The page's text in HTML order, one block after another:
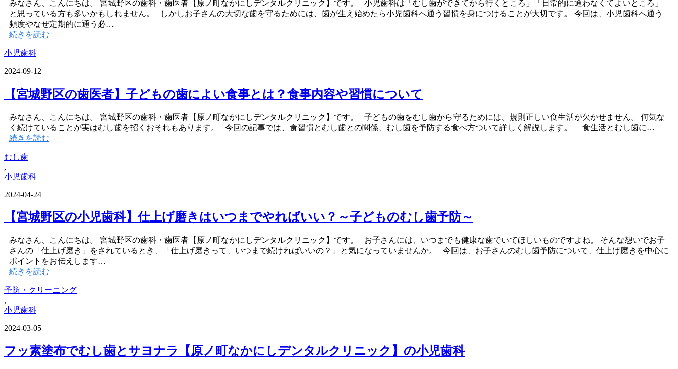
みなさん、こんにちは。 宮城野区の歯科・歯医者【原ノ町なかにしデンタルクリニック】です。 小児歯科は「むし歯ができてから行くところ」「日常的に通わなくてよいところ」
と思っている方も多いかもしれません。 しかしお子さんの大切な歯を守るためには、歯が生え始めたら小児歯科へ通う習慣を身につけることが大切です。 今回は、小児歯科へ通う
頻度やなぜ定期的に通う必…
続きを読む
小児歯科
2024-09-12
【宮城野区の歯医者】子どもの歯によい食事とは？食事内容や習慣について
みなさん、こんにちは。 宮城野区の歯科・歯医者【原ノ町なかにしデンタルクリニック】です。 子どもの歯をむし歯から守るためには、規則正しい食生活が欠かせません。 何気な
く続けていることが実はむし歯を招くおそれもあります。 今回の記事では、食習慣とむし歯との関係、むし歯を予防する食べ方ついて詳しく解説します。 食生活とむし歯に…
続きを読む
むし歯
,
小児歯科
2024-04-24
【宮城野区の小児歯科】仕上げ磨きはいつまでやればいい？～子どものむし歯予防～
みなさん、こんにちは。 宮城野区の歯科・歯医者【原ノ町なかにしデンタルクリニック】です。 お子さんには、いつまでも健康な歯でいてほしいものですよね。 そんな想いでお子
さんの「仕上げ磨き」をされているとき、「仕上げ磨きって、いつまで続ければいいの？」と気になっていませんか。 今回は、お子さんのむし歯予防について、仕上げ磨きを中心に
ポイントをお伝えします…
続きを読む
予防・クリーニング
,
小児歯科
2024-03-05
フッ素塗布でむし歯とサヨナラ【原ノ町なかにしデンタルクリニック】の小児歯科